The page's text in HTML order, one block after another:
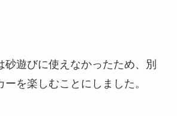
砂遊びに使えなかったため、別
を楽しむことにしました。